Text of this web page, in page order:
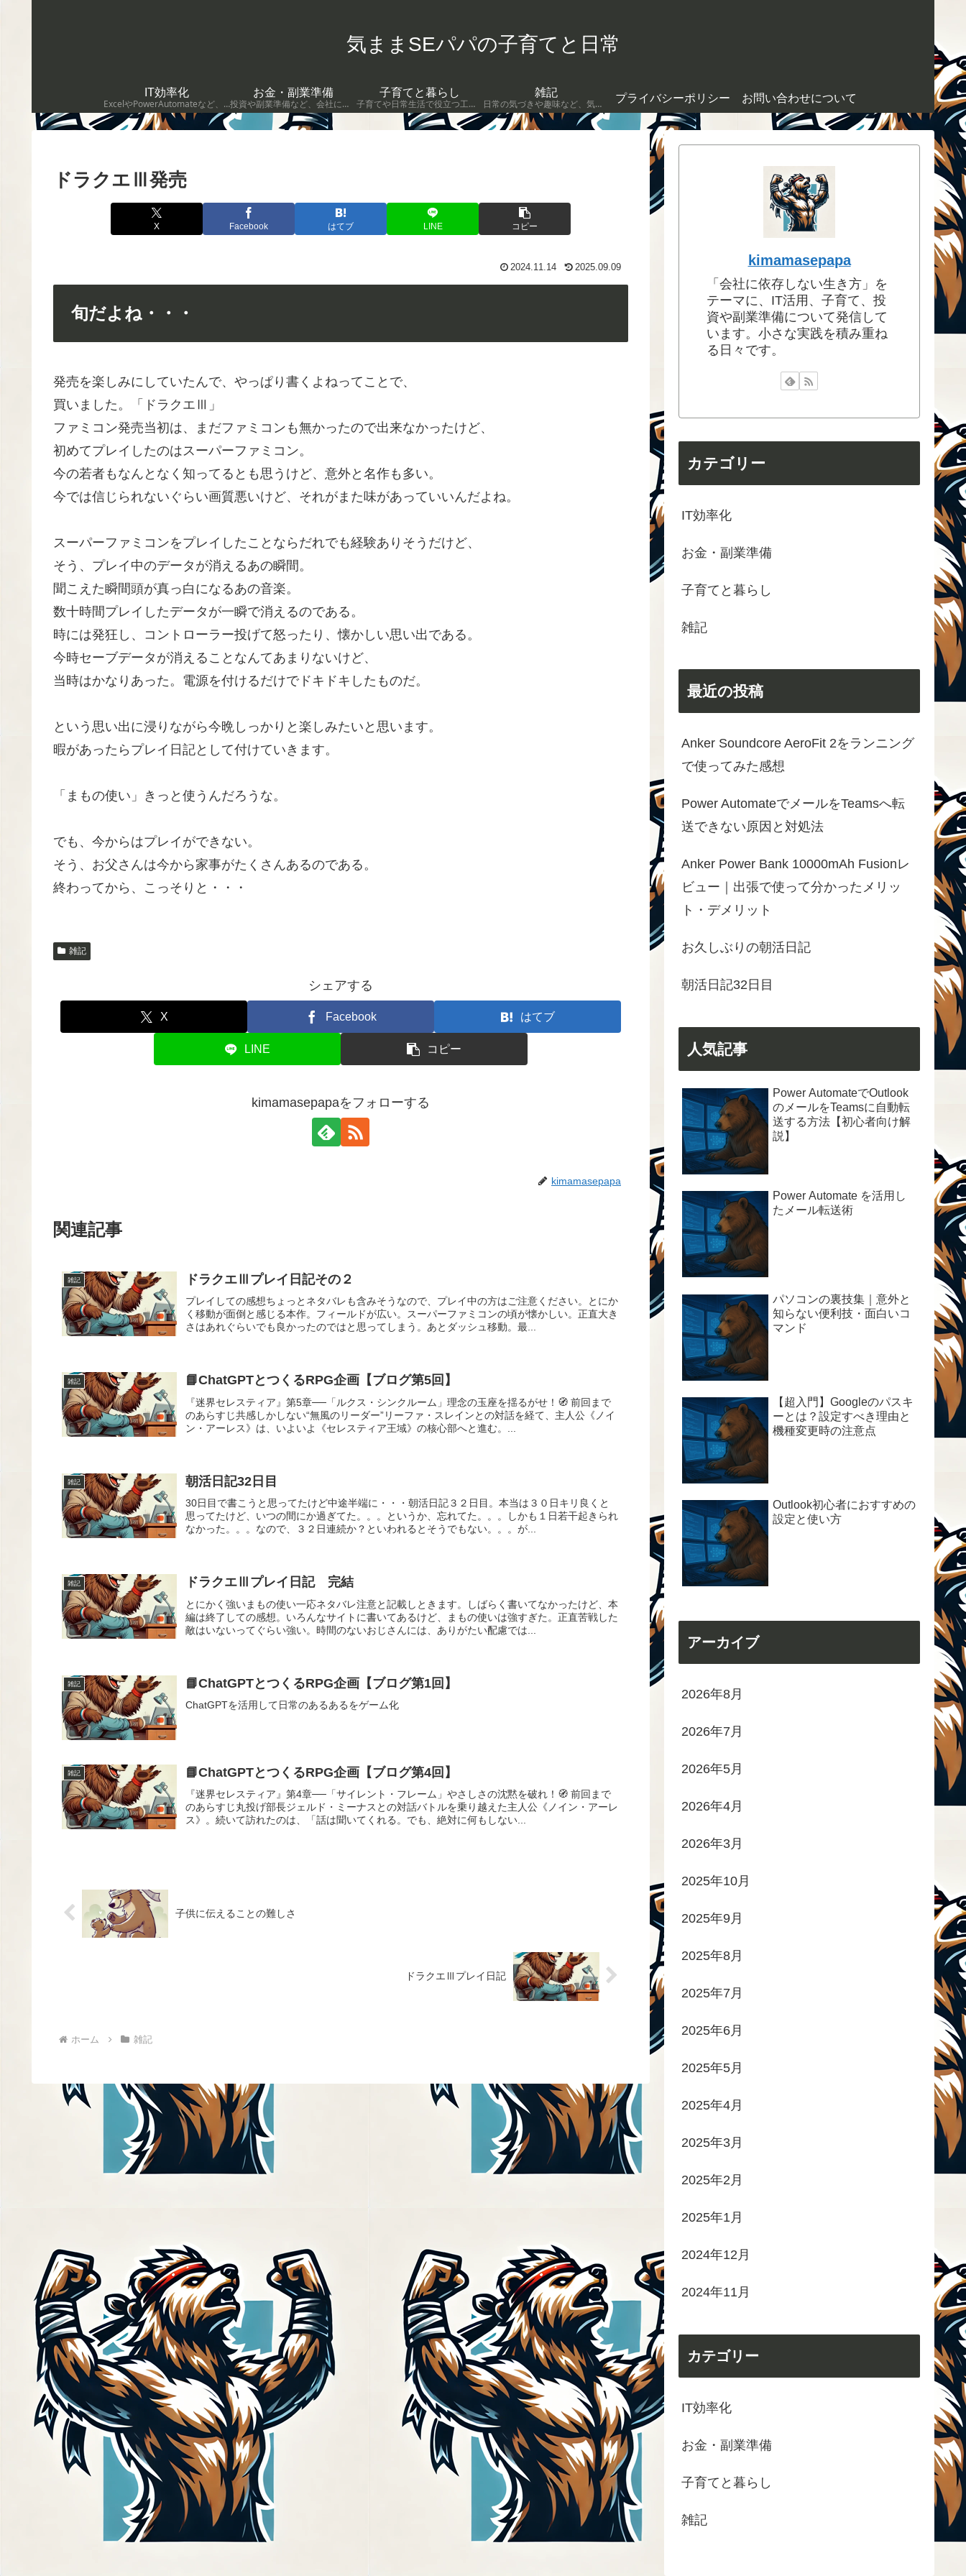
気ままSEパパの子育てと日常
IT効率化
ExcelやPowerAutomateなど、仕事を効率化するためのIT活用術を紹介します。
お金・副業準備
投資や副業準備など、会社に依存しない生き方のヒントを発信します。
子育てと暮らし
子育てや日常生活で役立つ工夫やITの活かし方をまとめています。
雑記
日常の気づきや趣味など、気ままに綴った記事です。
プライバシーポリシー お問い合わせについて
ドラクエⅢ発売
X Facebook はてブ LINE コピー
2024.11.14 2025.09.09
旬だよね・・・
発売を楽しみにしていたんで、やっぱり書くよねってことで、
買いました。「ドラクエⅢ」
ファミコン発売当初は、まだファミコンも無かったので出来なかったけど、
初めてプレイしたのはスーパーファミコン。
今の若者もなんとなく知ってるとも思うけど、意外と名作も多い。
今では信じられないぐらい画質悪いけど、それがまた味があっていいんだよね。
スーパーファミコンをプレイしたことならだれでも経験ありそうだけど、
そう、プレイ中のデータが消えるあの瞬間。
聞こえた瞬間頭が真っ白になるあの音楽。
数十時間プレイしたデータが一瞬で消えるのである。
時には発狂し、コントローラー投げて怒ったり、懐かしい思い出である。
今時セーブデータが消えることなんてあまりないけど、
当時はかなりあった。電源を付けるだけでドキドキしたものだ。
という思い出に浸りながら今晩しっかりと楽しみたいと思います。
暇があったらプレイ日記として付けていきます。
「まもの使い」きっと使うんだろうな。
でも、今からはプレイができない。
そう、お父さんは今から家事がたくさんあるのである。
終わってから、こっそりと・・・
雑記
シェアする
X Facebook はてブ
LINE コピー
kimamasepapaをフォローする
kimamasepapa
関連記事
雑記 ドラクエⅢプレイ日記その２
プレイしての感想ちょっとネタバレも含みそうなので、プレイ中の方はご注意ください。とにか
く移動が面倒と感じる本作。フィールドが広い。スーパーファミコンの頃が懐かしい。正直大き
さはあれぐらいでも良かったのではと思ってしまう。あとダッシュ移動。最...
雑記 📘ChatGPTとつくるRPG企画【ブログ第5回】
『迷界セレスティア』第5章──「ルクス・シンクルーム」理念の玉座を揺るがせ！🧭 前回まで
のあらすじ共感しかしない“無風のリーダー”リーファ・スレインとの対話を経て、主人公《ノイ
ン・アーレス》は、いよいよ《セレスティア王域》の核心部へと進む。...
雑記 朝活日記32日目
30日目で書こうと思ってたけど中途半端に・・・朝活日記３２日目。本当は３０日キリ良くと
思ってたけど、いつの間にか過ぎてた。。。というか、忘れてた。。。しかも１日若干起きられ
なかった。。。なので、３２日連続か？といわれるとそうでもない。。。が...
雑記 ドラクエⅢプレイ日記 完結
とにかく強いまもの使い一応ネタバレ注意と記載しときます。しばらく書いてなかったけど、本
編は終了しての感想。いろんなサイトに書いてあるけど、まもの使いは強すぎた。正直苦戦した
敵はいないってぐらい強い。時間のないおじさんには、ありがたい配慮では...
雑記 📘ChatGPTとつくるRPG企画【ブログ第1回】
ChatGPTを活用して日常のあるあるをゲーム化
雑記 📘ChatGPTとつくるRPG企画【ブログ第4回】
『迷界セレスティア』第4章──「サイレント・フレーム」やさしさの沈黙を破れ！🧭 前回まで
のあらすじ丸投げ部長ジェルド・ミーナスとの対話バトルを乗り越えた主人公《ノイン・アーレ
ス》。続いて訪れたのは、「話は聞いてくれる。でも、絶対に何もしない...
子供に伝えることの難しさ
ドラクエⅢプレイ日記
ホーム 雑記
kimamasepapa
「会社に依存しない生き方」を
テーマに、IT活用、子育て、投
資や副業準備について発信して
います。小さな実践を積み重ね
る日々です。
カテゴリー
IT効率化
お金・副業準備
子育てと暮らし
雑記
最近の投稿
Anker Soundcore AeroFit 2をランニング
で使ってみた感想
Power AutomateでメールをTeamsへ転
送できない原因と対処法
Anker Power Bank 10000mAh Fusionレ
ビュー｜出張で使って分かったメリッ
ト・デメリット
お久しぶりの朝活日記
朝活日記32日目
人気記事
Power AutomateでOutlook
のメールをTeamsに自動転
送する方法【初心者向け解
説】
Power Automate を活用し
たメール転送術
パソコンの裏技集｜意外と
知らない便利技・面白いコ
マンド
【超入門】Googleのパスキ
ーとは？設定すべき理由と
機種変更時の注意点
Outlook初心者におすすめの
設定と使い方
アーカイブ
2026年8月
2026年7月
2026年5月
2026年4月
2026年3月
2025年10月
2025年9月
2025年8月
2025年7月
2025年6月
2025年5月
2025年4月
2025年3月
2025年2月
2025年1月
2024年12月
2024年11月
カテゴリー
IT効率化
お金・副業準備
子育てと暮らし
雑記